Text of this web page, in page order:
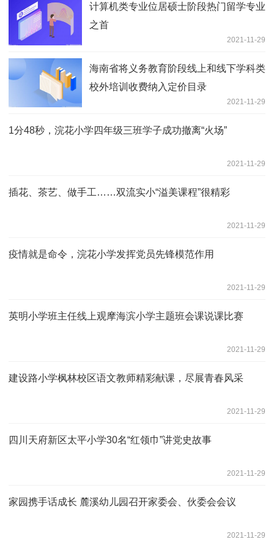
计算机类专业位居硕士阶段热门留学专业
之首
2021-11-29
海南省将义务教育阶段线上和线下学科类
校外培训收费纳入定价目录
2021-11-29
1分48秒，浣花小学四年级三班学子成功撤离“火场”
2021-11-29
插花、茶艺、做手工……双流实小“溢美课程”很精彩
2021-11-29
疫情就是命令，浣花小学发挥党员先锋模范作用
2021-11-29
英明小学班主任线上观摩海滨小学主题班会课说课比赛
2021-11-29
建设路小学枫林校区语文教师精彩献课，尽展青春风采
2021-11-29
四川天府新区太平小学30名“红领巾”讲党史故事
2021-11-29
家园携手话成长 麓溪幼儿园召开家委会、伙委会会议
2021-11-29